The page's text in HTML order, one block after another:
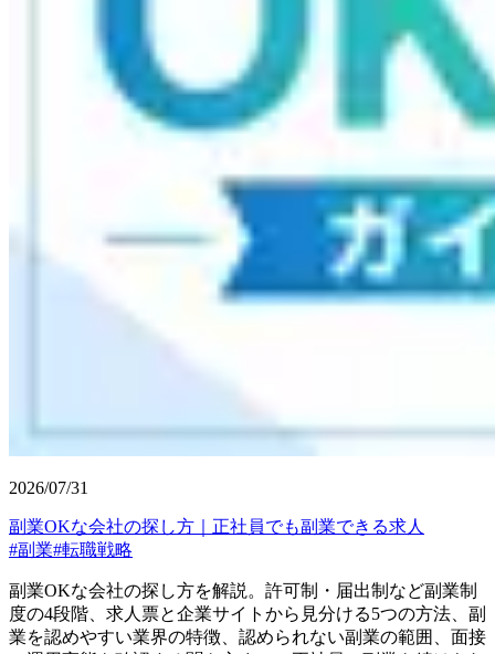
2026/07/31
副業OKな会社の探し方｜正社員でも副業できる求人
#副業#転職戦略
副業OKな会社の探し方を解説。許可制・届出制など副業制
度の4段階、求人票と企業サイトから見分ける5つの方法、副
業を認めやすい業界の特徴、認められない副業の範囲、面接